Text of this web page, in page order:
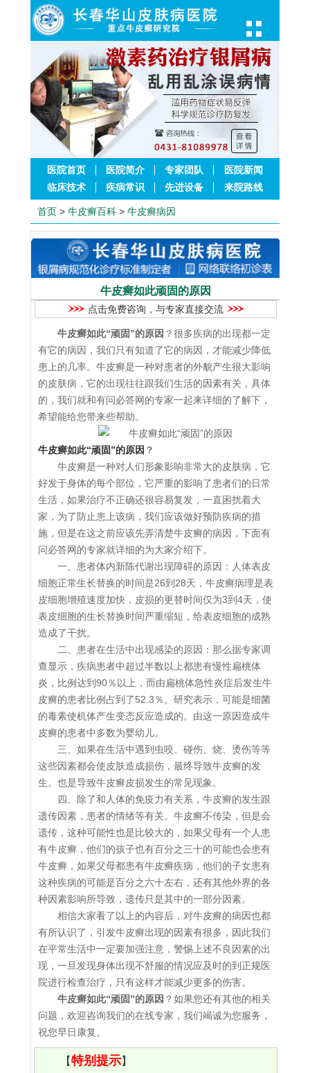
医院首页 医院简介 专家团队
医院新闻
临床技术
疾病常识 先进设备 来院路线
首页 > 牛皮癣百科 > 牛皮癣病因
牛皮癣如此顽固的原因
点击免费咨询，与专家直接交流
牛皮癣如此“顽固”的原因 ？很多疾病的出现都一定
有它的病因，我们只有知道了它的病因，才能减少降低
患上的几率。牛皮癣是一种对患者的外貌产生很大影响
的皮肤病，它的出现往往跟我们生活的因素有关，具体
的，我们就和有问必答网的专家一起来详细的了解下，
希望能给您带来些帮助。
牛皮癣如此“顽固”的原因 ？
牛皮癣是一种对人们形象影响非常大的皮肤病，它
好发于身体的每个部位，它严重的影响了患者们的日常
生活，如果治疗不正确还很容易复发，一直困扰着大
家，为了防止患上该病，我们应该做好预防疾病的措
施，但是在这之前应该先弄清楚牛皮癣的病因，下面有
问必答网的专家就详细的为大家介绍下。
一、患者体内新陈代谢出现障碍的原因：人体表皮
细胞正常生长替换的时间是26到28天，牛皮癣病理是表
皮细胞增殖速度加快，皮损的更替时间仅为3到4天，使
表皮细胞的生长替换时间严重缩短，给表皮细胞的成熟
造成了干扰。
二、患者在生活中出现感染的原因：那么据专家调
查显示，疾病患者中超过半数以上都患有慢性扁桃体
炎，比例达到90％以上，而由扁桃体急性炎症后发生牛
皮癣的患者比例占到了52.3％。研究表示，可能是细菌
的毒素使机体产生变态反应造成的。由这一原因造成牛
皮癣的患者中多数为婴幼儿。
三、如果在生活中遇到虫咬、碰伤、烧、烫伤等等
这些因素都会使皮肤造成损伤，最终导致牛皮癣的发
生。也是导致牛皮癣皮损发生的常见现象。
四、除了和人体的免疫力有关系，牛皮癣的发生跟
遗传因素，患者的情绪等有关。牛皮癣不传染，但是会
遗传，这种可能性也是比较大的，如果父母有一个人患
有牛皮癣，他们的孩子也有百分之三十的可能也会患有
牛皮癣，如果父母都患有牛皮癣疾病，他们的子女患有
这种疾病的可能是百分之六十左右，还有其他外界的各
种因素影响所导致，遗传只是其中的一部分因素。
相信大家看了以上的内容后，对牛皮癣的病因也都
有所认识了，引发牛皮癣出现的因素有很多，因此我们
在平常生活中一定要加强注意，警惕上述不良因素的出
现，一旦发现身体出现不舒服的情况应及时的到正规医
院进行检查治疗，只有这样才能减少更多的伤害。
牛皮癣如此“顽固”的原因 ？如果您还有其他的相关
问题，欢迎咨询我们的在线专家，我们竭诚为您服务，
祝您早日康复。
【特别提示】